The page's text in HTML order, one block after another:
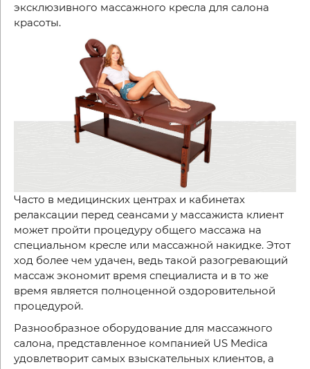
эксклюзивного массажного кресла для салона
красоты.
Часто в медицинских центрах и кабинетах
релаксации перед сеансами у массажиста клиент
может пройти процедуру общего массажа на
специальном кресле или массажной накидке. Этот
ход более чем удачен, ведь такой разогревающий
массаж экономит время специалиста и в то же
время является полноценной оздоровительной
процедурой.
Разнообразное оборудование для массажного
салона, представленное компанией US Medica
удовлетворит самых взыскательных клиентов, а